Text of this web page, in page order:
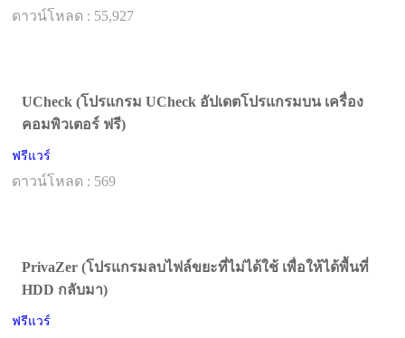
ดาวน์โหลด : 55,927
UCheck (โปรแกรม UCheck อัปเดตโปรแกรมบน เครื่อง
คอมพิวเตอร์ ฟรี)
ฟรีแวร์
ดาวน์โหลด : 569
PrivaZer (โปรแกรมลบไฟล์ขยะที่ไม่ได้ใช้ เพื่อให้ได้พื้นที่
HDD กลับมา)
ฟรีแวร์